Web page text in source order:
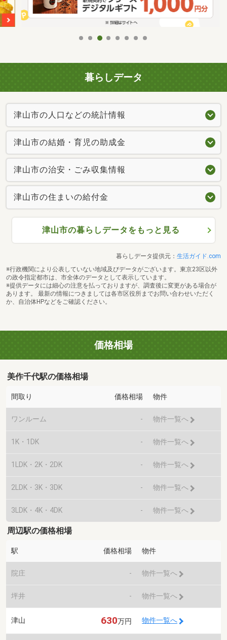
暮らしデータ
津山市の人口などの統計情報
津山市の結婚・育児の助成金
津山市の治安・ごみ収集情報
津山市の住まいの給付金
津山市の暮らしデータをもっと見る
暮らしデータ提供元： 生活ガイド.com
※行政機関により公表していない地域及びデータがございます。東京23区以外
の政令指定都市は、市全体のデータとして表示しています。
※提供データには細心の注意を払っておりますが、調査後に変更がある場合が
あります。 最新の情報につきましては各市区役所までお問い合わせいただく
か、自治体HPなどをご確認ください。
価格相場
美作千代駅の価格相場
間取り 価格相場 物件
ワンルーム - 物件一覧へ
1K・1DK - 物件一覧へ
1LDK・2K・2DK - 物件一覧へ
2LDK・3K・3DK - 物件一覧へ
3LDK・4K・4DK - 物件一覧へ
周辺駅の価格相場
駅 価格相場 物件
院庄 - 物件一覧へ
坪井 - 物件一覧へ
津山 630万円 物件一覧へ